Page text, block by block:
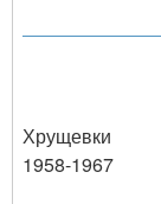
Хрущевки
1958-1967